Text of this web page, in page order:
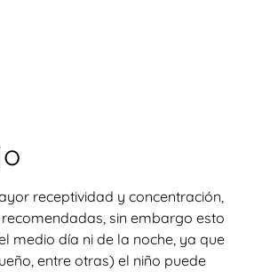
receptividad y concentración,
sin embargo esto
medio día ni de la noche, ya que
entre otras) el niño puede